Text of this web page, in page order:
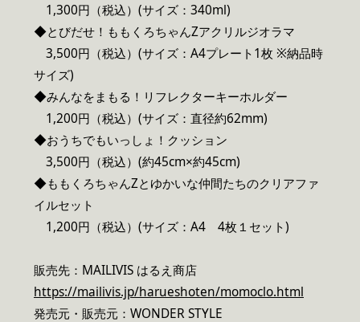
1,300円（税込）(サイズ：340ml)
◆とびだせ！ももくろちゃんZアクリルジオラマ
3,500円（税込）(サイズ：A4プレート1枚 ※納品時
サイズ)
◆みんなをまもる！リフレクターキーホルダー
1,200円（税込）(サイズ：直径約62mm)
◆おうちでもいっしょ！クッション
3,500円（税込）(約45cm×約45cm)
◆ももくろちゃんZとゆかいな仲間たちのクリアファ
イルセット
1,200円（税込）(サイズ：A4 4枚１セット)
販売先：MAILIVIS はるえ商店
https://mailivis.jp/harueshoten/momoclo.html
発売元・販売元：WONDER STYLE